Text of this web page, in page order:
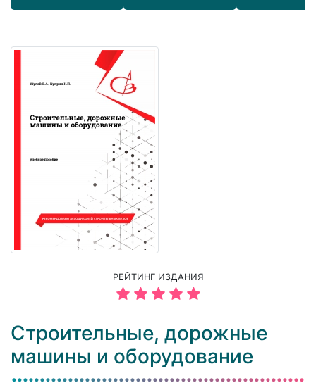
РЕЙТИНГ ИЗДАНИЯ
Строительные, дорожные
машины и оборудование